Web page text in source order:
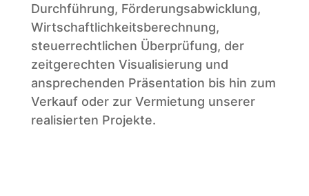
Durchführung, Förderungsabwicklung,
Wirtschaftlichkeitsberechnung,
steuerrechtlichen Überprüfung, der
zeitgerechten Visualisierung und
ansprechenden Präsentation bis hin zum
Verkauf oder zur Vermietung unserer
realisierten Projekte.